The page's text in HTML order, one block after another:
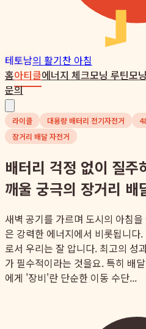
테토남의 활기찬 아침
홈아티클에너지 체크모닝 루틴모
문의
라이클 대용량 배터리 전기자전거
장거리 배달 자전거
배터리 걱정 없이 질
깨울 궁극의 장거리 배
새벽 공기를 가르며 도시의 아침
은 강력한 에너지에서 비롯됩니다
로서 우리는 잘 압니다. 최고의 성
가 필수적이라는 것을요. 특히 배
에게 '장비'란 단순한 이동 수단...